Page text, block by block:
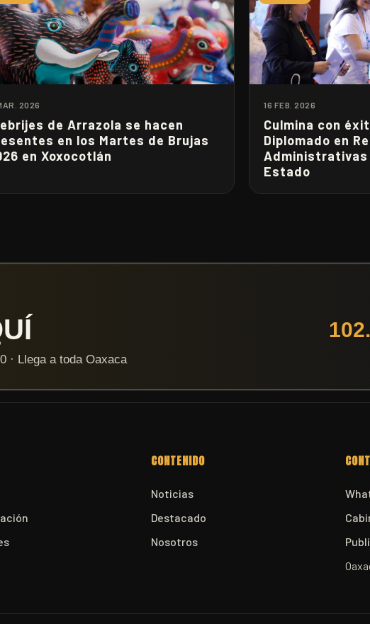
2026
de Arrazola se hacen
en los Martes de Brujas
en Xoxocotlán
16 FEB. 2026
Culmina con
Diplomado en
Administrativas
Estado
CONTENIDO
Noticias
Destacado
Nosotros